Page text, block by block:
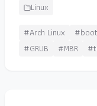
Linux
#Arch Linux
#GRUB
#MBR